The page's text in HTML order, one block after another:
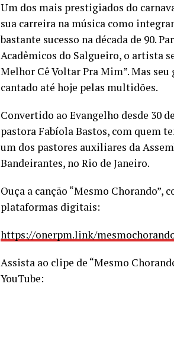
Um dos mais prestigiados do
sua carreira na música como
bastante sucesso na década de 90.
Acadêmicos do Salgueiro, o artista
Melhor Cê Voltar Pra Mim”. Mas seu
cantado até hoje pelas multidões.
Convertido ao Evangelho desde 30
pastora Fabíola Bastos, com quem
um dos pastores auxiliares da
Bandeirantes, no Rio de Janeiro.
Ouça a canção “Mesmo Chorando”,
plataformas digitais:
https://onerpm.link/
Assista ao clipe de “Mesmo
YouTube: